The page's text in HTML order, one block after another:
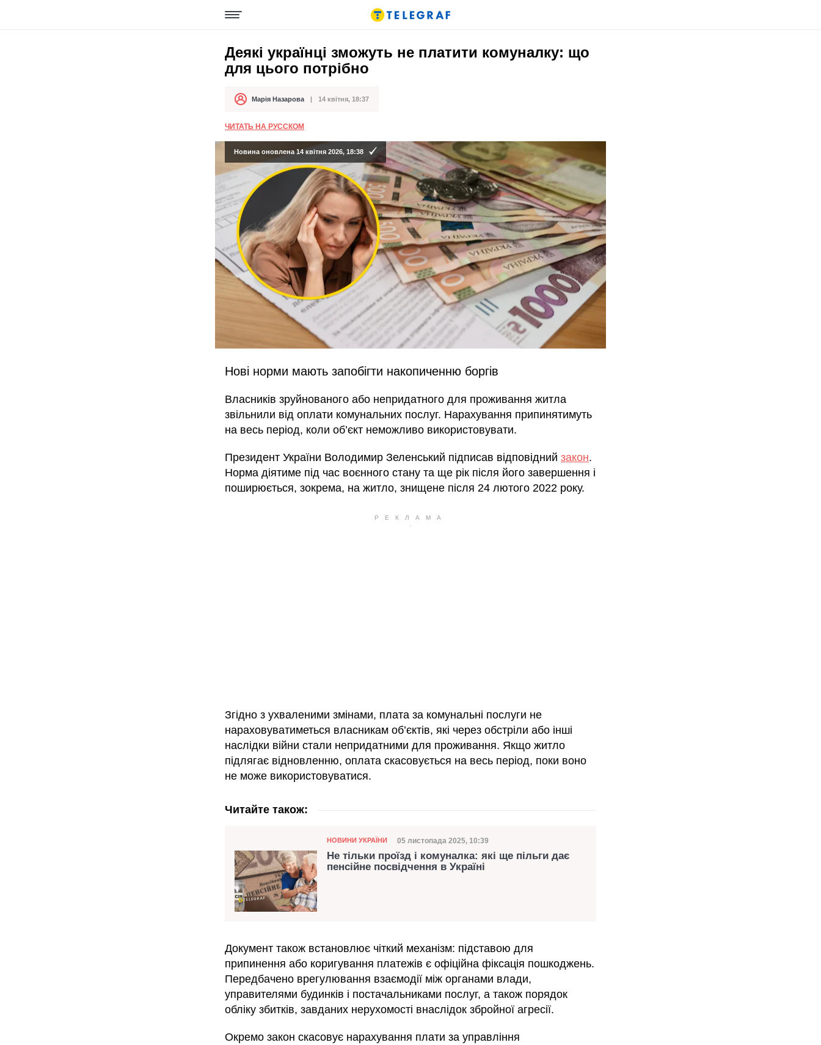
Деякі українці зможуть не платити комуналку: що
для цього потрібно
АвторМарія Назарова
Дата публікації 14 квітня, 18:37
ЧИТАТЬ НА РУССКОМ
Новина оновлена 14 квітня 2026, 18:38
Нові норми мають запобігти накопиченню боргів
Власників зруйнованого або непридатного для проживання житла
звільнили від оплати комунальних послуг. Нарахування припинятимуть
на весь період, коли об’єкт неможливо використовувати.
Президент України Володимир Зеленський підписав відповідний закон.
Норма діятиме під час воєнного стану та ще рік після його завершення і
поширюється, зокрема, на житло, знищене після 24 лютого 2022 року.
Згідно з ухваленими змінами, плата за комунальні послуги не
нараховуватиметься власникам об’єктів, які через обстріли або інші
наслідки війни стали непридатними для проживання. Якщо житло
підлягає відновленню, оплата скасовується на весь період, поки воно
не може використовуватися.
Читайте також:
Категорія
НОВИНИ УКРАЇНИ Дата публікації
05 листопада 2025, 10:39
Не тільки проїзд і комуналка: які ще пільги дає
пенсійне посвідчення в Україні
Документ також встановлює чіткий механізм: підставою для
припинення або коригування платежів є офіційна фіксація пошкоджень.
Передбачено врегулювання взаємодії між органами влади,
управителями будинків і постачальниками послуг, а також порядок
обліку збитків, завданих нерухомості внаслідок збройної агресії.
Окремо закон скасовує нарахування плати за управління